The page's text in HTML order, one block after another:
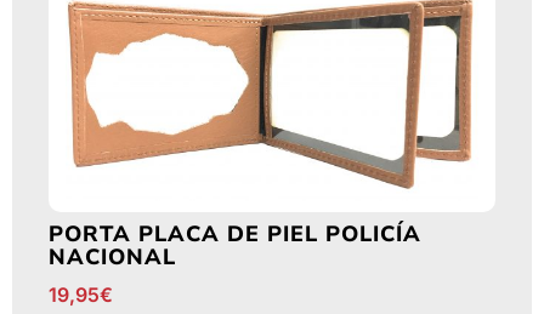
PORTA PLACA DE PIEL POLICÍA
NACIONAL
19,95€